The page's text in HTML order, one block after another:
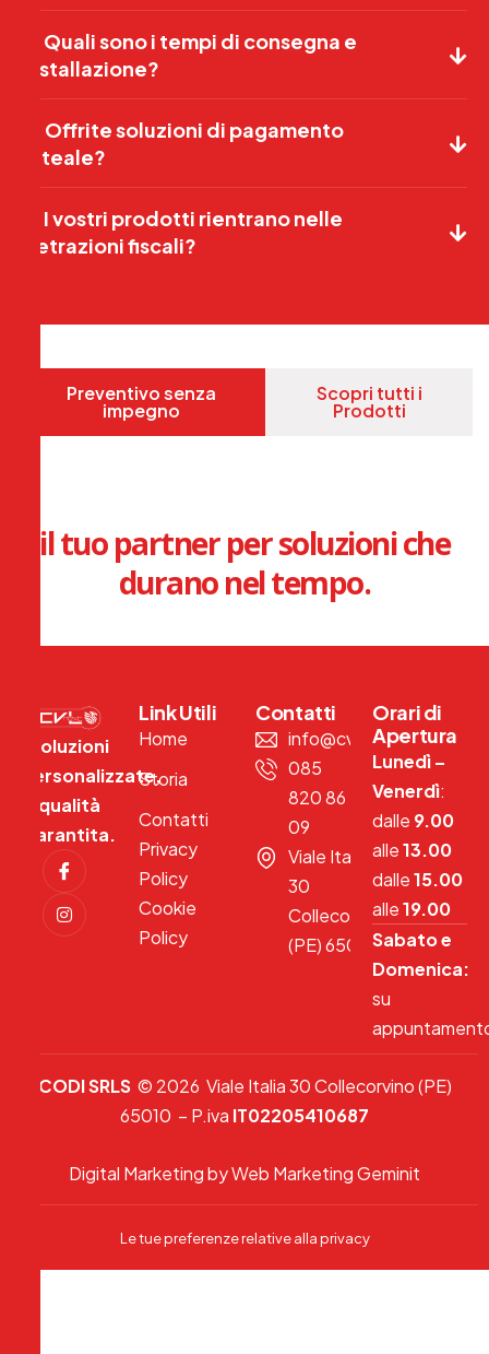
7. Quali sono i tempi di consegna e
installazione?
8. Offrite soluzioni di pagamento
rateale?
9. I vostri prodotti rientrano nelle
detrazioni fiscali?
Preventivo senza
impegno
Scopri tutti i
Prodotti
il tuo partner per soluzioni che
durano nel tempo.
Soluzioni
personalizzate,
qualità
garantita.
Link Utili
Home
Storia
Contatti
Privacy
Policy
Cookie
Policy
Contatti
info@cvlnext.com
085
820 86
09
Viale Italia
30
Collecorvino
(PE) 65010
Orari di
Apertura
Lunedì –
Venerdì:
dalle 9.00
alle13.00
dalle15.00
alle19.00
Sabato e
Domenica:
su
CODI SRLS© 2026 Viale Italia 30 Collecorvino (PE)
65010 – P.iva IT02205410687
Digital Marketing by Web Marketing Geminit
Le tue preferenze relative alla privacy